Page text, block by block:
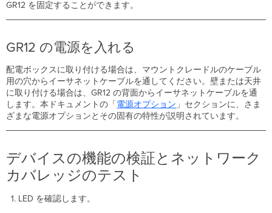
GR12 を固定することができます。
GR12 の電源を入れる
配電ボックスに取り付ける場合は、マウントクレードルのケーブル
用の穴からイーサネットケーブルを通してください。壁または天井
に取り付ける場合は、GR12 の背面からイーサネットケーブルを通
します。本ドキュメントの「電源オプション 」セクションに、さま
ざまな電源オプションとその固有の特性が説明されています。
デバイスの機能の検証とネットワーク
カバレッジのテスト
LED を確認します。